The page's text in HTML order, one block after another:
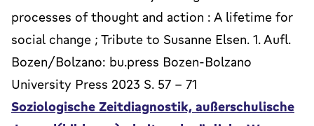
processes of thought and action : A lifetime for
social change ; Tribute to Susanne Elsen. 1. Aufl.
Bozen/Bolzano: bu.press Bozen-Bolzano
University Press 2023 S. 57 - 71
Soziologische Zeitdiagnostik, außerschulische